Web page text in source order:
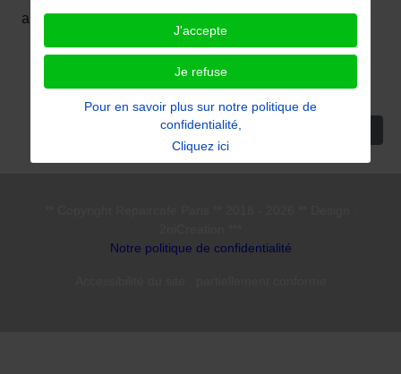
aucune vidéo
Notre politique de confidentialité
J'accepte
Je refuse
Pour en savoir plus sur notre politique de
confidentialité,
Cliquez ici